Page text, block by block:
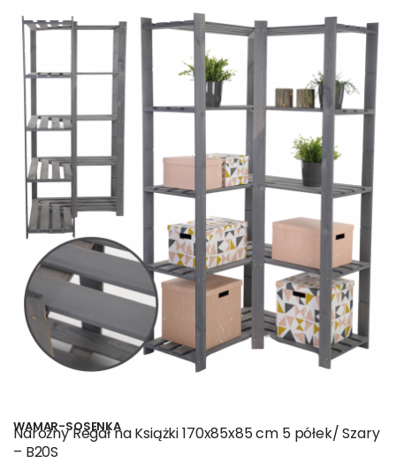
WAMAR-SOSENKA
Narożny Regał na Książki 170x85x85 cm 5 półek/ Szary
– B20S